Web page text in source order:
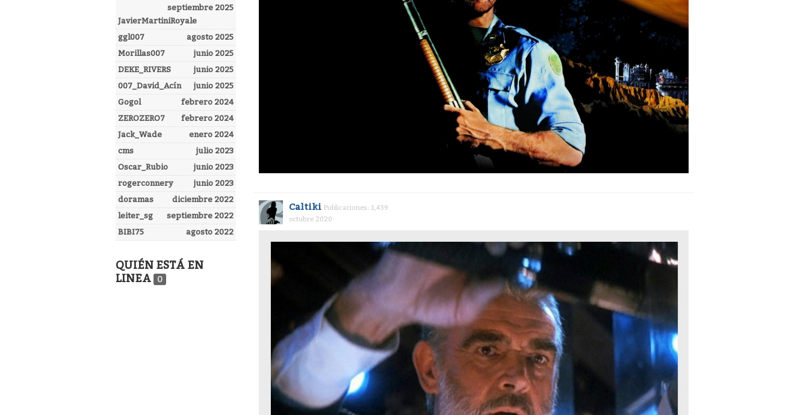
septiembre 2025
JavierMartiniRoyale
agosto 2025
ggl007
junio 2025
Morillas007
junio 2025
DEKE_RIVERS
junio 2025
007_David_Acín
febrero 2024
Gogol
febrero 2024
ZEROZERO7
enero 2024
Jack_Wade
julio 2023
cms
junio 2023
Oscar_Rubio
junio 2023
rogerconnery
diciembre 2022
doramas
septiembre 2022
leiter_sg
agosto 2022
BIBI75
QUIÉN ESTÁ EN
LINEA
0
Caltiki Publicaciones: 1,439
octubre 2020